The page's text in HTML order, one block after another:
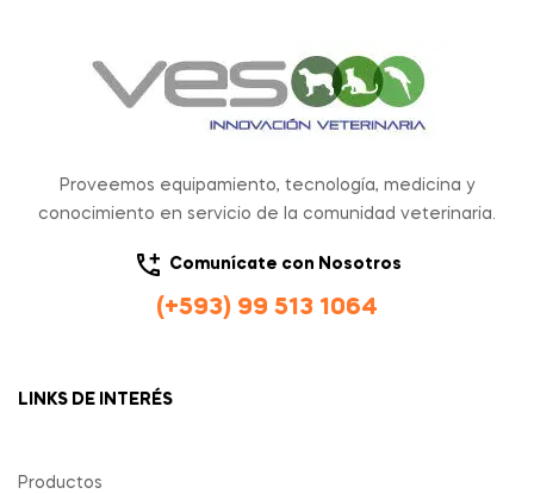
Proveemos equipamiento, tecnología, medicina y
conocimiento en servicio de la comunidad veterinaria.
Comunícate con Nosotros
(+593) 99 513 1064
LINKS DE INTERÉS
Productos